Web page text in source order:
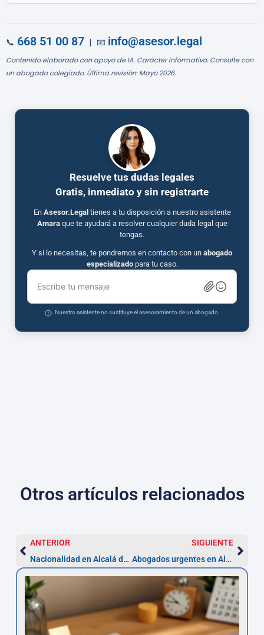
📞 668 51 00 87 | 📧 info@asesor.legal
Contenido elaborado con apoyo de IA. Carácter informativo. Consulte con
un abogado colegiado. Última revisión: Mayo 2026.
Resuelve tus dudas legales
Gratis, inmediato y sin registrarte
En Asesor.Legal tienes a tu disposición a nuestro asistente
Amaraque te ayudará a resolver cualquier duda legal que
tengas.
Y si lo necesitas, te pondremos en contacto con un abogado
especializadopara tu caso.
Escribe tu mensaje
Nuestro asistente no sustituye el asesoramiento de un abogado.
Otros artículos relacionados
ANTERIOR
Nacionalidad en Alcalá de Henares: plazos y pasos (10 días)
SIGUIENTE
Abogados urgentes en Alcalá de Henares | Respuesta 24 h